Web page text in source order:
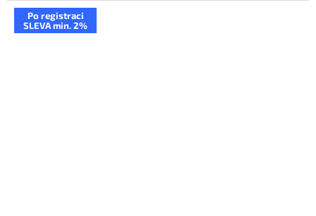
Po registraci
SLEVA min. 2%